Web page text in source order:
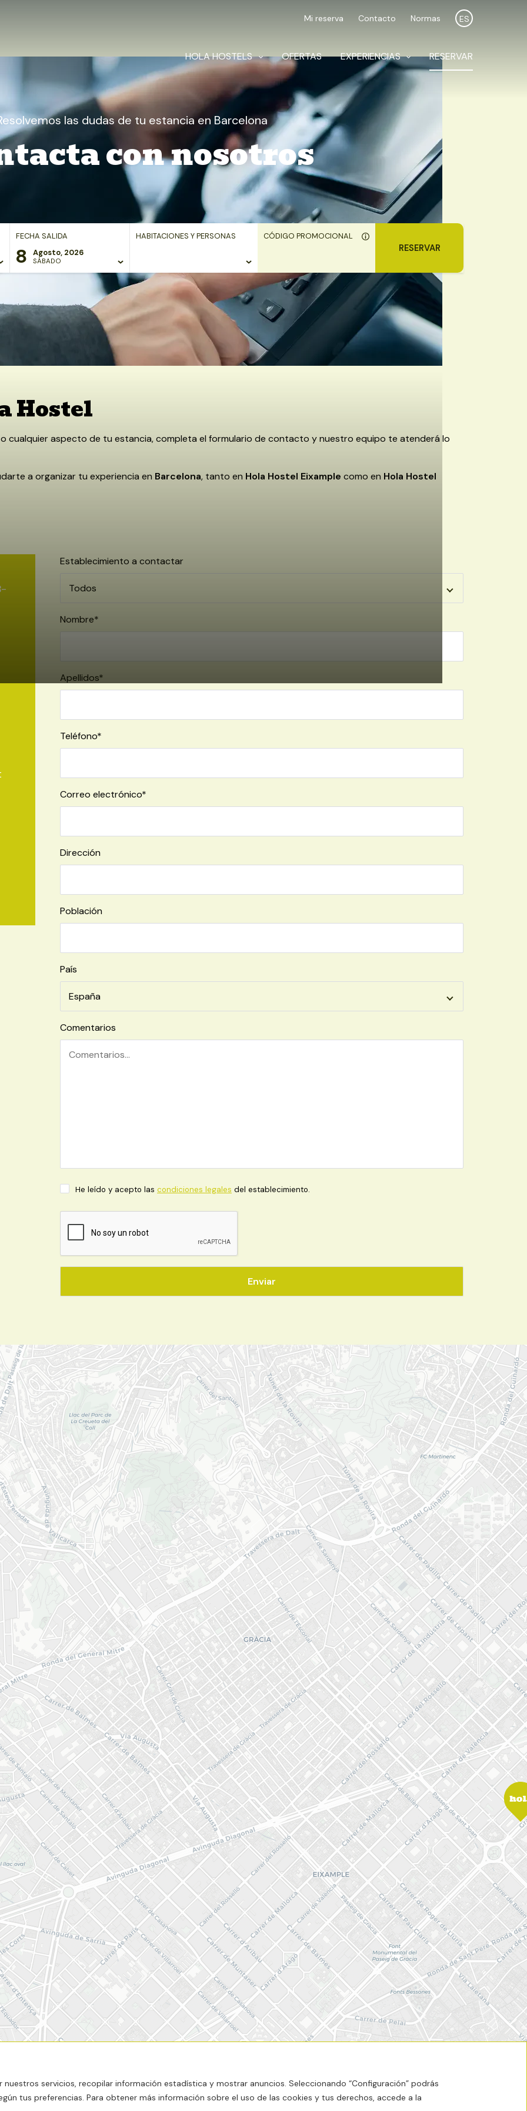
Mi reserva Contacto Normas ES
HOLA HOSTELS OFERTAS EXPERIENCIAS RESERVAR
las dudas de tu estancia en Barcelona
con nosotros
FECHA SALIDA
8 Agosto, 2026
SÁBADO
HABITACIONES Y PERSONAS CÓDIGO PROMOCIONAL
RESERVAR
Hostel
cualquier aspecto de tu estancia, completa el formulario de contacto y nuestro equipo te atenderá lo
a organizar tu experiencia en Barcelona, tanto en Hola Hostel Eixample como en Hola Hostel
Establecimiento a contactar
Nombre*
Apellidos*
Teléfono*
Correo electrónico*
Dirección
Población
País
Comentarios
He leído y acepto las condiciones legales del establecimiento.
servicios, recopilar información estadística y mostrar anuncios. Seleccionando “Configuración” podrás
tus preferencias. Para obtener más información sobre el uso de las cookies y tus derechos, accede a la